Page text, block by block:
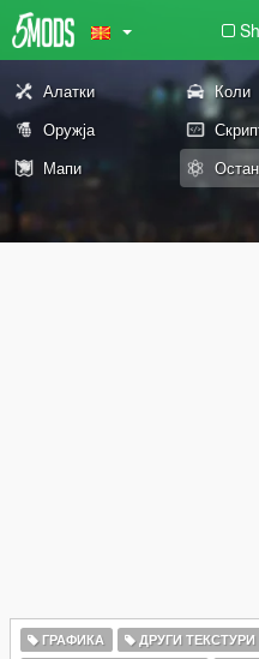
Алатки Коли
Оружја
Мапи
ГРАФИКА ДРУГИ ТЕКСТУРИ